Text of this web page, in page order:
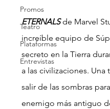
Promos
Teatro
Plataformas
Entrevistas
ETERNALS de Marvel
increíble equipo de
secreto en la Tierra
a las civilizaciones.
salir de las sombras
enemigo más antiguo